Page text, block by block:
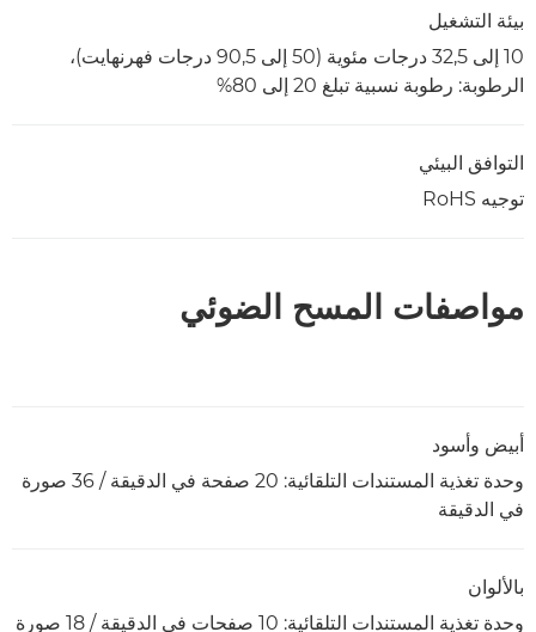
بيئة التشغيل
10 إلى 32,5 درجات مئوية (50 إلى 90,5 درجات فهرنهايت)،
الرطوبة: رطوبة نسبية تبلغ 20 إلى 80%
التوافق البيئي
توجيه RoHS
مواصفات المسح الضوئي
أبيض وأسود
وحدة تغذية المستندات التلقائية: 20 صفحة في الدقيقة / 36 صورة
في الدقيقة
بالألوان
وحدة تغذية المستندات التلقائية: 10 صفحات في الدقيقة / 18 صورة